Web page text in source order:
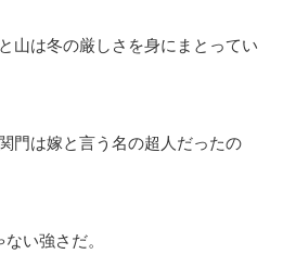
山は冬の厳しさを身にまとってい
門は嫁と言う名の超人だったの
い強さだ。